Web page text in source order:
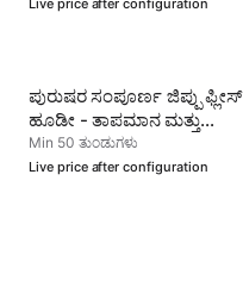
Live price after configuration
ಪುರುಷರ ಸಂಪೂರ್ಣ ಜಿಪ್ಪು ಫ್ಲೀಸ್
ಹೂಡೀ - ತಾಪಮಾನ ಮತ್ತು
ಬಹುಮುಖತೆ
Min 50 ತುಂಡುಗಳು
Live price after configuration